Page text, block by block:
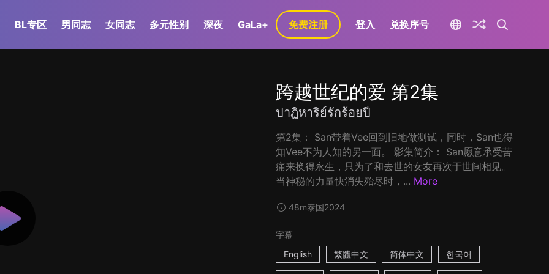
BL专区 男同志 女同志 多元性别 深夜 GaLa+ 免费注册 登入 兑换序号
跨越世纪的爱 第2集
ปาฏิหาริย์รักร้อยปี
第2集： San带着Vee回到旧地做测试，同时，San也得
知Vee不为人知的另一面。 影集简介： San愿意承受苦
痛来换得永生，只为了和去世的女友再次于世间相见。
当神秘的力量快消失殆尽时，... More
48m泰国2024
字幕
English
繁體中文 简体中文 한국어